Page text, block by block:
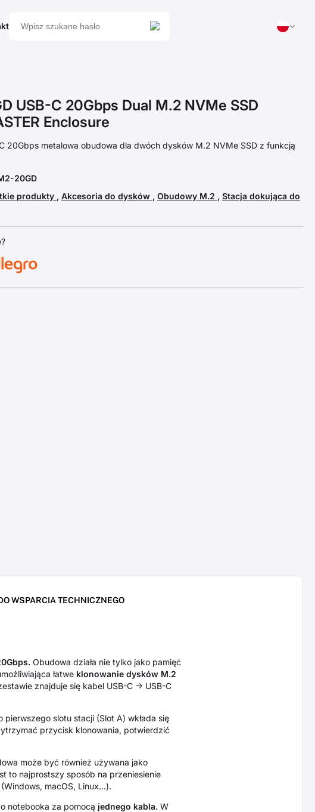
USB-C 20Gbps Dual M.2 NVMe SSD
Enclosure
20Gbps metalowa obudowa dla dwóch dysków M.2 NVMe SSD z funkcją
20GD
produkty , Akcesoria do dysków , Obudowy M.2 , Stacja dokująca do
WSPARCIA TECHNICZNEGO
Obudowa działa nie tylko jako pamięć
łatwe klonowanie dysków M.2
znajduje się kabel USB-C -> USB-C
pierwszego slotu stacji (Slot A) wkłada się
przycisk klonowania, potwierdzić
może być również używana jako
to najprostszy sposób na przeniesienie
(Windows, macOS, Linux…).
notebooka za pomocą jednego kabla. W